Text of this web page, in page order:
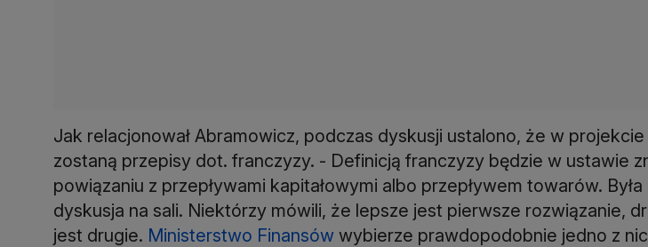
Jak relacjonował Abramowicz, podczas dyskusji ustalono, że w
zostaną przepisy dot. franczyzy. - Definicją franczyzy będzie w ustawie
powiązaniu z przepływami kapitałowymi albo przepływem towarów.
dyskusja na sali. Niektórzy mówili, że lepsze jest pierwsze rozwiązanie,
jest drugie. Ministerstwo Finansów wybierze prawdopodobnie jedno z